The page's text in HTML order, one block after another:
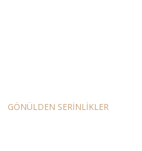
GÖNÜLDEN SERİNLİKLER